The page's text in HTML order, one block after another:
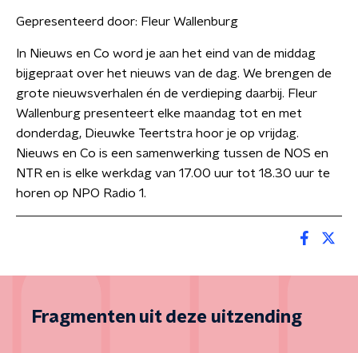
Gepresenteerd door: Fleur Wallenburg
In Nieuws en Co word je aan het eind van de middag
bijgepraat over het nieuws van de dag. We brengen de
grote nieuwsverhalen én de verdieping daarbij. Fleur
Wallenburg presenteert elke maandag tot en met
donderdag, Dieuwke Teertstra hoor je op vrijdag.
Nieuws en Co is een samenwerking tussen de NOS en
NTR en is elke werkdag van 17.00 uur tot 18.30 uur te
horen op NPO Radio 1.
Fragmenten uit deze uitzending